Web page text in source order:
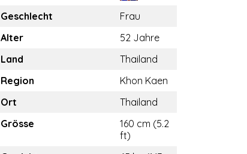
Geschlecht
Frau
Alter
52 Jahre
Land
Thailand
Region
Khon Kaen
Ort
Thailand
Grösse
160 cm (5.2
ft)